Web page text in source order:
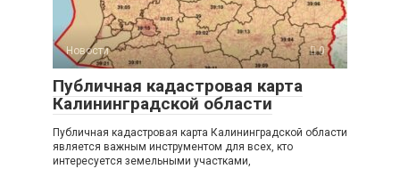
Новости 0
Публичная кадастровая карта
Калининградской области
Публичная кадастровая карта Калининградской области
является важным инструментом для всех, кто
интересуется земельными участками,